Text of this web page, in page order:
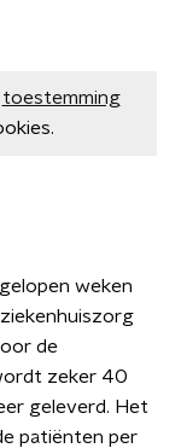
toestemming
weken
de
zeker 40
geleverd. Het
patiënten per